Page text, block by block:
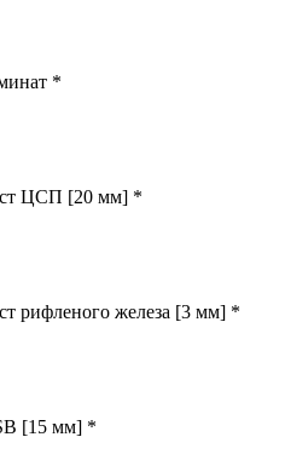
*
ЦСП [20 мм] *
рифленого железа [3 мм] *
[15 мм] *